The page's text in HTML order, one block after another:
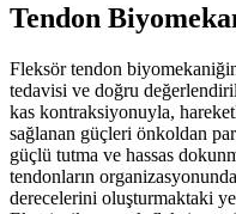
Tendon
Fleksör tendon
tedavisi ve doğru
kas kontraksiyonuyla,
sağlanan güçleri önkoldan
güçlü tutma ve hassas
tendonların
derecelerini oluşturmaktaki